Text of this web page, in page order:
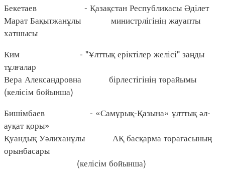
Бекетаев - Қазақстан Республикасы Әділет
Марат Бақытжанұлы министрлігінің жауапты
хатшысы
Ким - "Ұлттық еріктілер желісі" заңды
тұлғалар
Вера Александровна бірлестігінің төрайымы
(келісім бойынша)
Бишімбаев - «Самұрық-Қазына» ұлттық әл-
ауқат қоры»
Қуандық Уәлиханұлы АҚ басқарма төрағасының
орынбасары
(келісім бойынша)